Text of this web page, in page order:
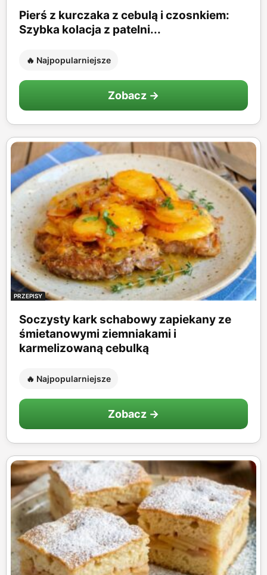
Pierś z kurczaka z cebulą i czosnkiem:
Szybka kolacja z patelni...
🔥 Najpopularniejsze
Zobacz →
PRZEPISY
Soczysty kark schabowy zapiekany ze
śmietanowymi ziemniakami i
karmelizowaną cebulką
🔥 Najpopularniejsze
Zobacz →